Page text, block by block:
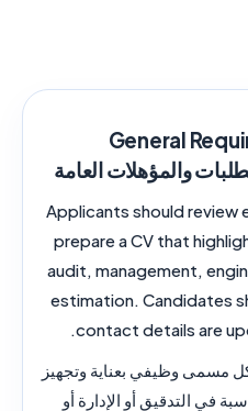
General
والمؤهلات العامة
Applicants should review
prepare a CV that
audit, management,
estimation. Candidates
contact details are
مسمى وظيفي بعناية وتجهيز
في التدقيق أو الإدارة أو